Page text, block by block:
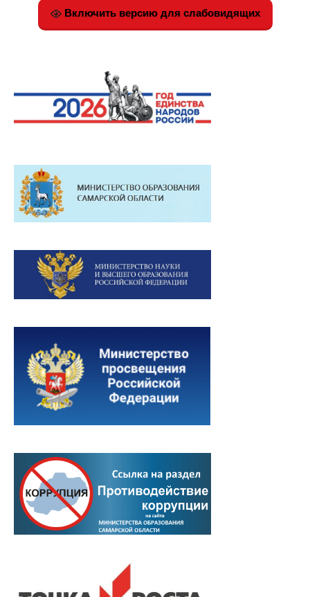
Включить версию для слабовидящих